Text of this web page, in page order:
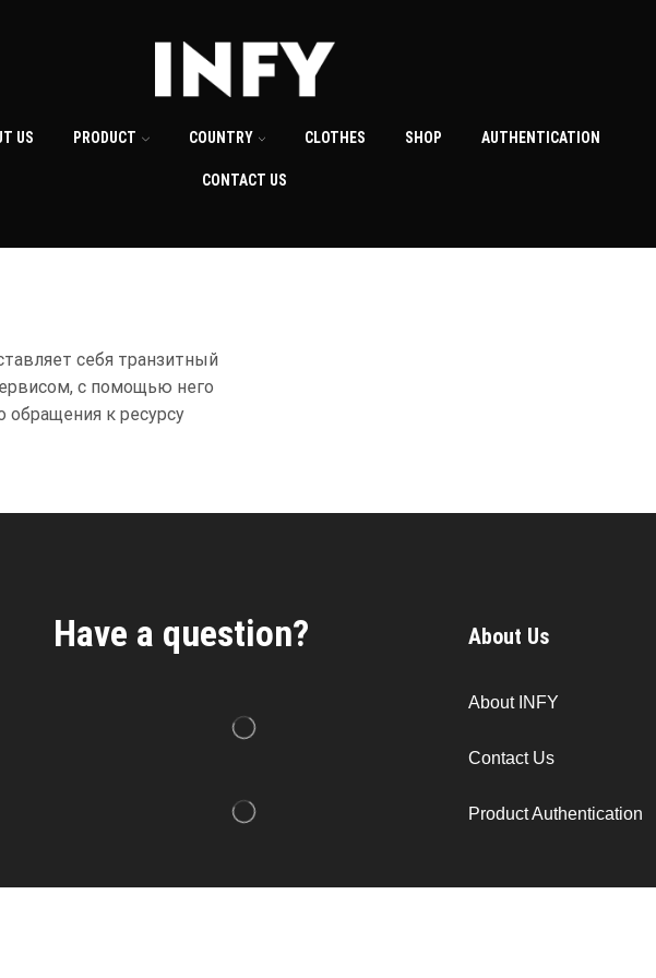
US PRODUCT COUNTRY CLOTHES SHOP AUTHENTICATION
CONTACT US
себя транзитный
с помощью него
обращения к ресурсу
Have a question? About Us
About INFY
Contact Us
Product Authentication